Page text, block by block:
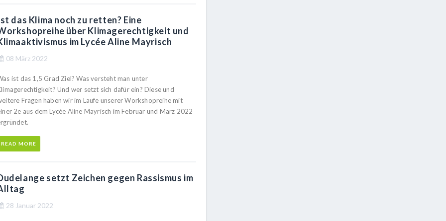
das Klima noch zu retten? Eine
über Klimagerechtigkeit und
im Lycée Aline Mayrisch
08 März 2022
ist das 1,5 Grad Ziel? Was versteht man unter
Und wer setzt sich dafür ein? Diese und
Fragen haben wir im Laufe unserer Workshopreihe mit
2e aus dem Lycée Aline Mayrisch im Februar und März 2022
READ MORE
setzt Zeichen gegen Rassismus im
28 Januar 2022